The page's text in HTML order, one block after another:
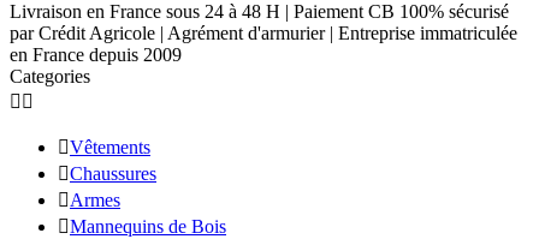
Livraison en France sous 24 à 48 H | Paiement CB 100% sécurisé
par Crédit Agricole | Agrément d'armurier | Entreprise immatriculée
en France depuis 2009
Categories
 
Vêtements
Chaussures
Armes
Mannequins de Bois